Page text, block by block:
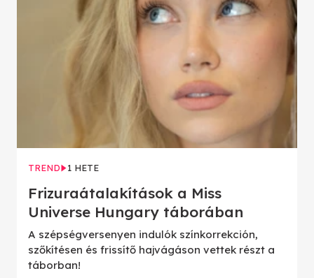
TREND 1 HETE
Frizuraátalakítások a Miss
Universe Hungary táborában
A szépségversenyen indulók színkorrekción,
szőkítésen és frissítő hajvágáson vettek részt a
táborban!